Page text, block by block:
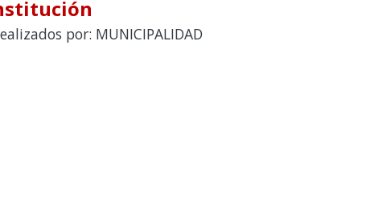
por: MUNICIPALIDAD